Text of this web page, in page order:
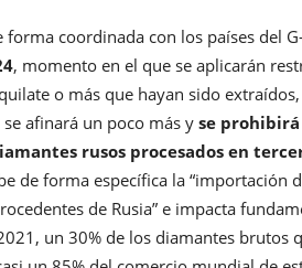
forma coordinada con los países del
, momento en el que se aplicarán
o más que hayan sido
se afinará un poco más y se
rusos procesados en
de forma específica la “importación
de Rusia” e impacta
un 30% de los diamantes brutos